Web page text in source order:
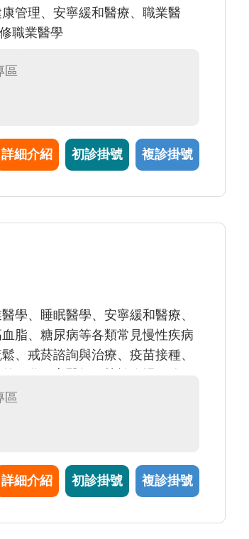
管理、安寧緩和醫療、職業醫
職業醫學
區
詳細介紹 初診掛號 複診掛號
學、睡眠醫學、安寧緩和醫療、
脂、糖尿病等各類常見慢性疾病
、戒菸諮詢與治療、疫苗接種、
動勞工全人健康照護。
區
詳細介紹 初診掛號 複診掛號